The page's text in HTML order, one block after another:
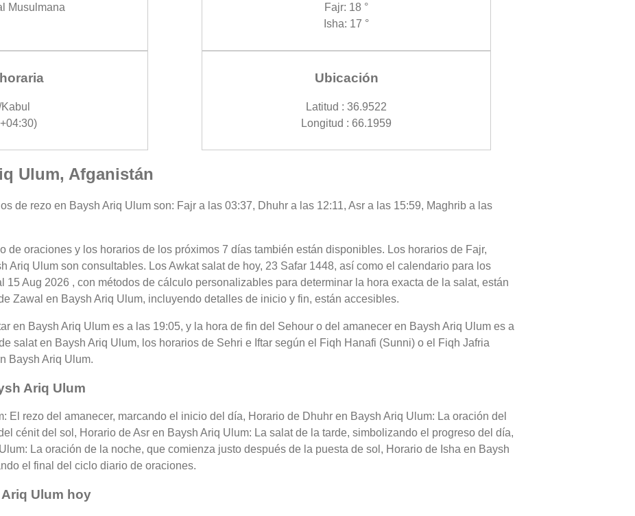
Musulmana
Fajr: 18 °
Isha: 17 °
Ubicación
Latitud : 36.9522
Longitud : 66.1959
Ulum, Afganistán
de rezo en Baysh Ariq Ulum son: Fajr a las 03:37, Dhuhr a las 12:11, Asr a las 15:59, Maghrib a las
de oraciones y los horarios de los próximos 7 días también están disponibles. Los horarios de Fajr,
Ariq Ulum son consultables. Los Awkat salat de hoy, 23 Safar 1448, así como el calendario para los
15 Aug 2026 , con métodos de cálculo personalizables para determinar la hora exacta de la salat, están
Zawal en Baysh Ariq Ulum, incluyendo detalles de inicio y fin, están accesibles.
en Baysh Ariq Ulum es a las 19:05, y la hora de fin del Sehour o del amanecer en Baysh Ariq Ulum es a
salat en Baysh Ariq Ulum, los horarios de Sehri e Iftar según el Fiqh Hanafi (Sunni) o el Fiqh Jafria
Baysh Ariq Ulum.
Ariq Ulum
El rezo del amanecer, marcando el inicio del día, Horario de Dhuhr en Baysh Ariq Ulum: La oración del
cénit del sol, Horario de Asr en Baysh Ariq Ulum: La salat de la tarde, simbolizando el progreso del día,
La oración de la noche, que comienza justo después de la puesta de sol, Horario de Isha en Baysh
el final del ciclo diario de oraciones.
Ulum hoy